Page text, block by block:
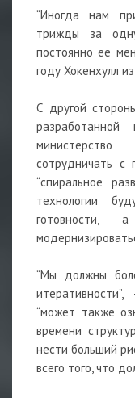
“Иногда нам
трижды за
постоянно ее
году Хокенхулл
С другой
разработанной
сотрудничать с
“спиральное
технологии
готовности,
“Мы должны
“может также
времени
нести больший
всего того, что